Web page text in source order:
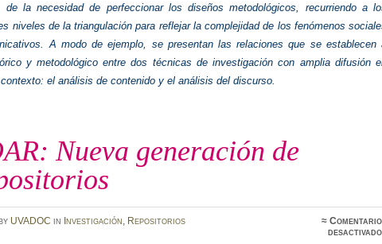
de la necesidad de perfeccionar los diseños metodológicos, recurriendo a
niveles de la triangulación para reflejar la complejidad de los fenómenos
A modo de ejemplo, se presentan las relaciones que se establecen
y metodológico entre dos técnicas de investigación con amplia difusión
el análisis de contenido y el análisis del discurso.
Nueva generación de
UVADOC in Investigación, Repositorios ≈